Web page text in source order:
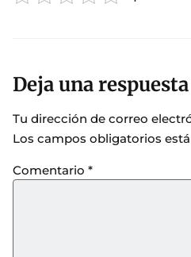
Deja una respuesta
Tu dirección de correo
Los campos obligatorios
Comentario *